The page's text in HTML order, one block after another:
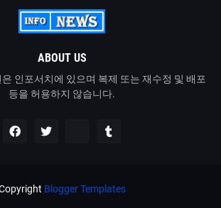
ABOUT US
인포서치에 있으며 복제 또는 재수정 및 배포
등을 허용하지 않습니다.
Blogger Templates